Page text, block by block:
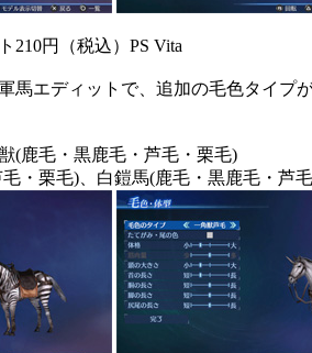
210円（税込） PS Vita
馬エディットで、追加の毛色タイプ
(鹿毛・黒鹿毛・芦毛・栗毛)
・栗毛)、白鎧馬(鹿毛・黒鹿毛・芦